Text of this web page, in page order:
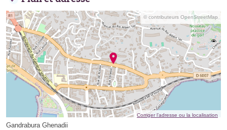
© contributeurs OpenStreetMap
Corriger l’adresse ou la localisation
Gandrabura Ghenadii